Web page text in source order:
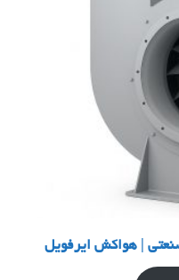
| هواکش ایرفویل